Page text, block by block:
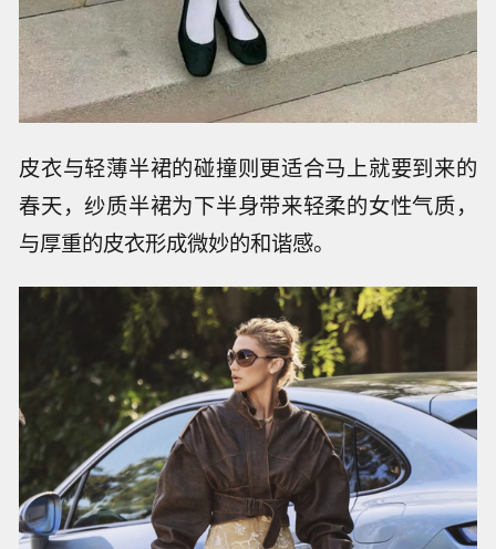
皮衣与轻薄半裙的碰撞则更适合马上就要到来的
春天，纱质半裙为下半身带来轻柔的女性气质，
与厚重的皮衣形成微妙的和谐感。